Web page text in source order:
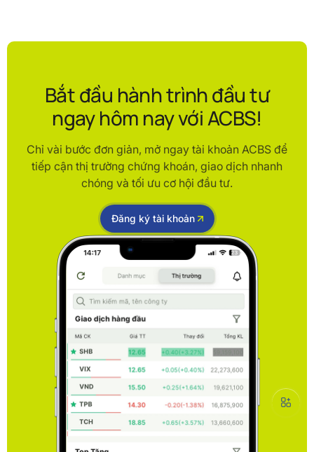
Bắt đầu hành trình đầu tư
ngay hôm nay với ACBS!
Chỉ vài bước đơn giản, mở ngay tài khoản ACBS để
tiếp cận thị trường chứng khoán, giao dịch nhanh
chóng và tối ưu cơ hội đầu tư.
Đăng ký tài khoản